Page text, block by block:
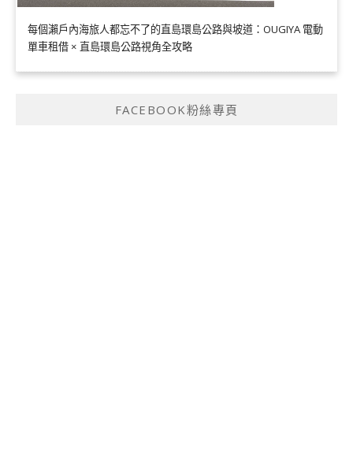
每個瀨戶內海旅人都忘不了的直島環島公路與坡道：OUGIYA 電動
單車租借 × 直島環島公路視角全攻略
FACEBOOK粉絲專頁